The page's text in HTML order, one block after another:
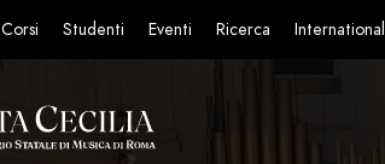
Corsi Studenti Eventi Ricerca International